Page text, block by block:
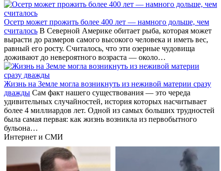
Осетр может прожить более 400 лет — намного дольше, чем
считалось В Северной Америке обитает рыба, которая может
вырасти до размеров самого высокого человека и иметь вес,
равный его росту. Считалось, что эти озерные чудовища
доживают до невероятного возраста — около…
Жизнь на Земле могла возникнуть из неживой материи сразу
дважды Сам факт нашего существования — это череда
удивительных случайностей, история которых насчитывает
более 4 миллиардов лет. Одной из самых больших трудностей
была самая первая: как жизнь возникла из первобытного
бульона…
Интернет и СМИ